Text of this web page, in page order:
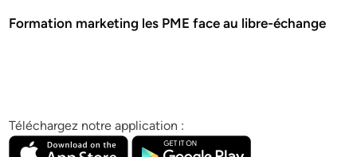
Formation marketing les PME face au libre-échange
Téléchargez notre application :